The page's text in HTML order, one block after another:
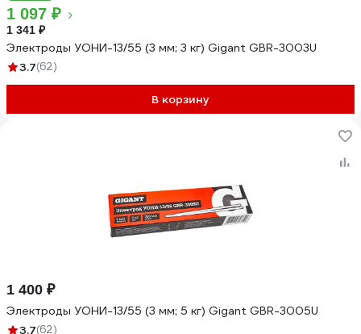
1 097 ₽
1 341 ₽
Электроды УОНИ-13/55 (3 мм; 3 кг) Gigant GBR-3003U
3.7(62)
В корзину
1 400 ₽
Электроды УОНИ-13/55 (3 мм; 5 кг) Gigant GBR-3005U
3.7(62)